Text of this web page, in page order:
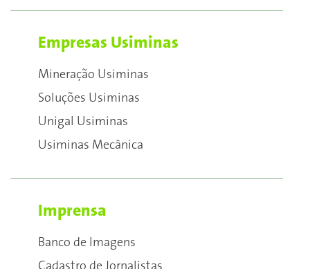
Empresas Usiminas
Mineração Usiminas
Soluções Usiminas
Unigal Usiminas
Usiminas Mecânica
Imprensa
Banco de Imagens